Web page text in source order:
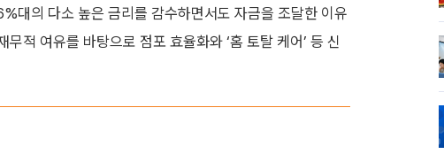
의 다소 높은 금리를 감수하면서도 자금을 조달한 이유
적 여유를 바탕으로 점포 효율화와 ‘홈 토탈 케어’ 등 신